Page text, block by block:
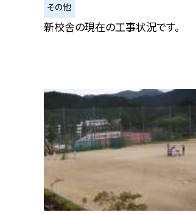
その他
新校舎の現在の工事状況です。